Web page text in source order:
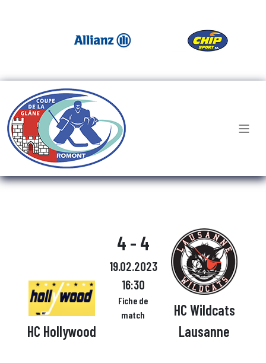
HC Hollywood
4 - 4
19.02.2023
16:30
Fiche de
match
HC Wildcats
Lausanne